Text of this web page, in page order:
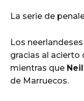
La serie de
Los
gracias al acierto
mientras que
de Marruecos.